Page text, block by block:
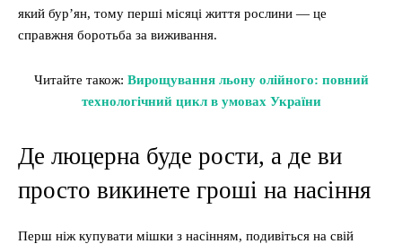
який бур’ян, тому перші місяці життя рослини — це
справжня боротьба за виживання.
Читайте також: Вирощування льону олійного: повний
технологічний цикл в умовах України
Де люцерна буде рости, а де ви
просто викинете гроші на насіння
Перш ніж купувати мішки з насінням, подивіться на свій